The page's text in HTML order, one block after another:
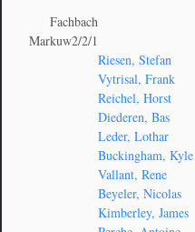
Fachbach
Markuw2/2/1
Riesen, Stefan
Vytrisal, Frank
Reichel, Horst
Diederen, Bas
Leder, Lothar
Buckingham, Kyle
Vallant, Rene
Beyeler, Nicolas
Kimberley, James